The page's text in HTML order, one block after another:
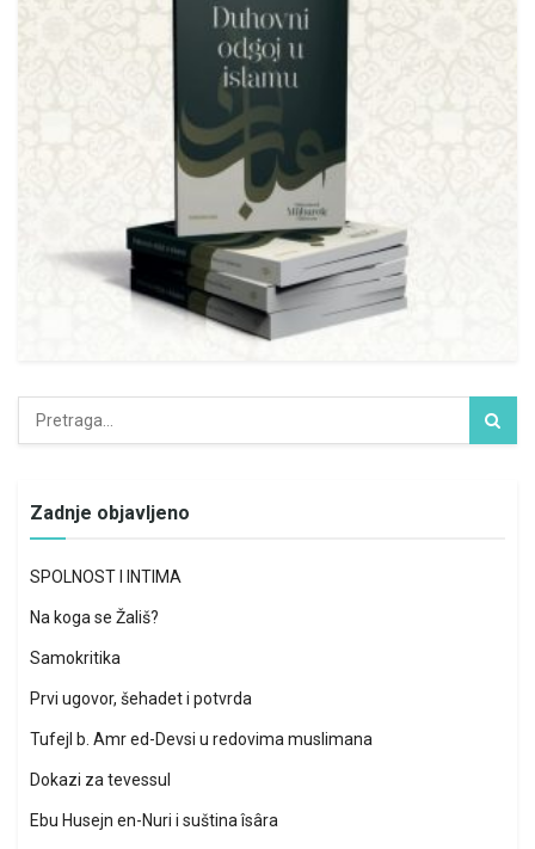
Zadnje objavljeno
SPOLNOST I INTIMA
Na koga se Žališ?
Samokritika
Prvi ugovor, šehadet i potvrda
Tufejl b. Amr ed-Devsi u redovima muslimana
Dokazi za tevessul
Ebu Husejn en-Nuri i suština îsâra